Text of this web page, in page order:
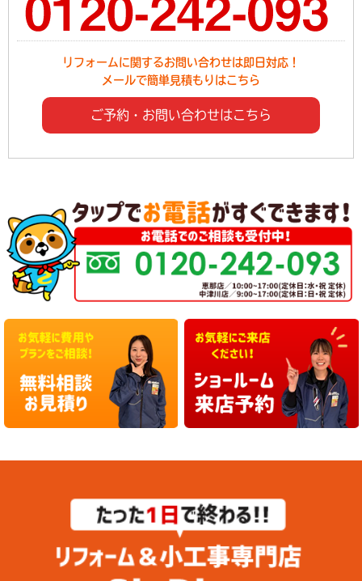
リフォームに関するお問い合わせは即日対応！
メールで簡単見積もりはこちら
ご予約・お問い合わせはこちら